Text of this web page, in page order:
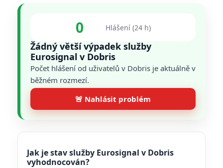
0 Hlášení (24 h)
Žádný větší výpadek služby
Eurosignal v Dobris
Počet hlášení od uživatelů v Dobris je aktuálně v
běžném rozmezí.
🚨 Nahlásit problém
Jak je stav služby Eurosignal v Dobris
vyhodnocován?